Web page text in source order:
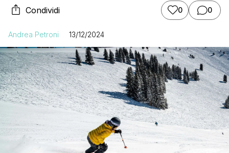
Condividi 0 0
Andrea Petroni 13/12/2024